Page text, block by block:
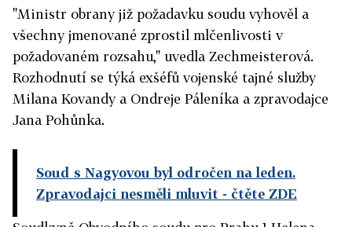
"Ministr obrany již požadavku soudu vyhověl a
všechny jmenované zprostil mlčenlivosti v
požadovaném rozsahu," uvedla Zechmeisterová.
Rozhodnutí se týká exšéfů vojenské tajné služby
Milana Kovandy a Ondreje Páleníka a zpravodajce
Jana Pohůnka.
Soud s Nagyovou byl odročen na leden.
Zpravodajci nesměli mluvit - čtěte ZDE